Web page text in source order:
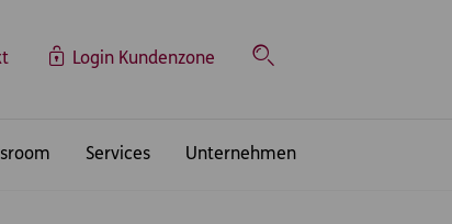
Login Kundenzone
Suche
Services Unternehmen